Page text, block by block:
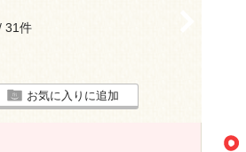
31件
お気に入りに追加